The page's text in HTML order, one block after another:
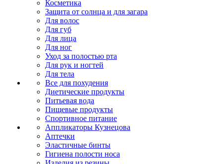
Косметика
Защита от солнца и для загара
Для волос
Для губ
Для лица
Для ног
Уход за полостью рта
Для рук и ногтей
Для тела
Все для похудения
Диетические продукты
Питьевая вода
Пищевые продукты
Спортивное питание
Аппликаторы Кузнецова
Аптечки
Эластичные бинты
Гигиена полости носа